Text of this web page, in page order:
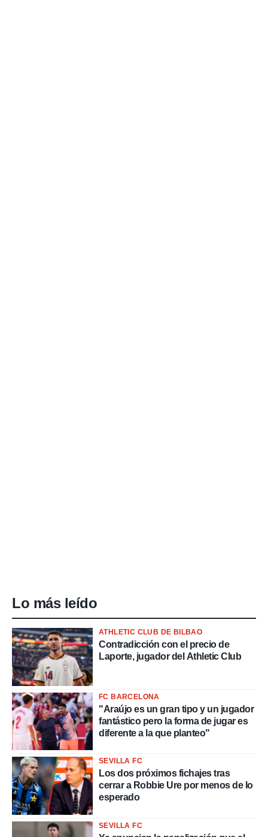
Lo más leído
ATHLETIC CLUB DE BILBAO
Contradicción con el precio de
Laporte, jugador del Athletic Club
FC BARCELONA
"Araújo es un gran tipo y un jugador
fantástico pero la forma de jugar es
diferente a la que planteo"
SEVILLA FC
Los dos próximos fichajes tras
cerrar a Robbie Ure por menos de lo
esperado
SEVILLA FC